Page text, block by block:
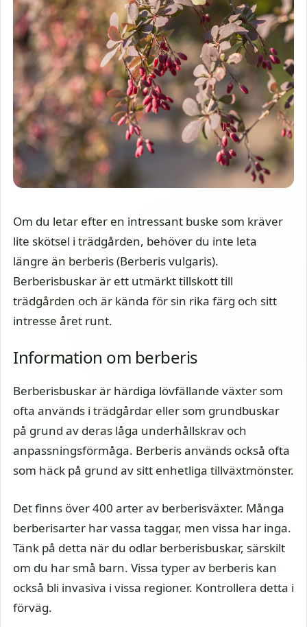
Om du letar efter en intressant buske som kräver
lite skötsel i trädgården, behöver du inte leta
längre än berberis (Berberis vulgaris).
Berberisbuskar är ett utmärkt tillskott till
trädgården och är kända för sin rika färg och sitt
intresse året runt.
Information om berberis
Berberisbuskar är härdiga lövfällande växter som
ofta används i trädgårdar eller som grundbuskar
på grund av deras låga underhållskrav och
anpassningsförmåga. Berberis används också ofta
som häck på grund av sitt enhetliga tillväxtmönster.
Det finns över 400 arter av berberisväxter. Många
berberisarter har vassa taggar, men vissa har inga.
Tänk på detta när du odlar berberisbuskar, särskilt
om du har små barn. Vissa typer av berberis kan
också bli invasiva i vissa regioner. Kontrollera detta i
förväg.